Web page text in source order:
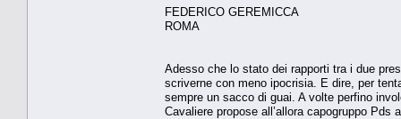
FEDERICO GEREMICCA
ROMA
Adesso che lo stato dei rapporti tra i due
scriverne con meno ipocrisia. E dire, per
sempre un sacco di guai. A volte perfino
Cavaliere propose all’allora capogruppo